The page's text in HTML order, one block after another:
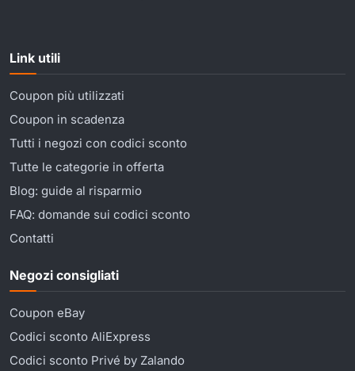
Link utili
Coupon più utilizzati
Coupon in scadenza
Tutti i negozi con codici sconto
Tutte le categorie in offerta
Blog: guide al risparmio
FAQ: domande sui codici sconto
Contatti
Negozi consigliati
Coupon eBay
Codici sconto AliExpress
Codici sconto Privé by Zalando